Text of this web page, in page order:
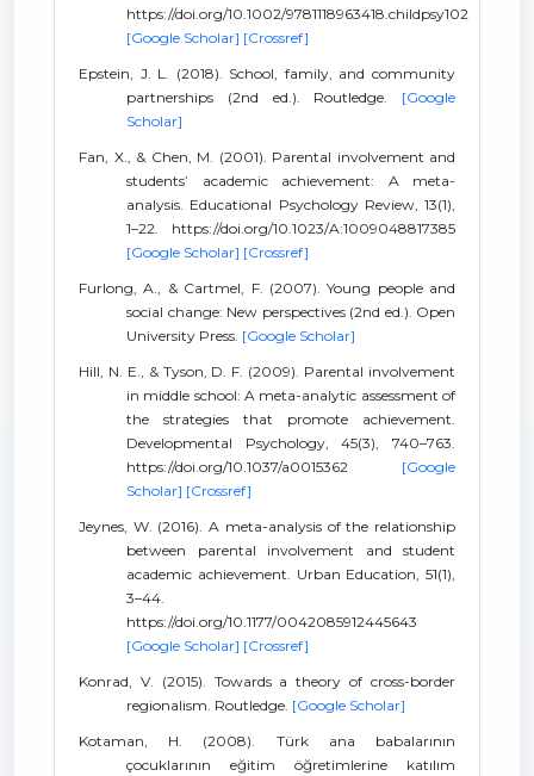
https://doi.org/10.1002/9781118963418.childpsy102
[Google Scholar] [Crossref]
Epstein, J. L. (2018). School, family, and community
partnerships (2nd ed.). Routledge. [Google
Scholar]
Fan, X., & Chen, M. (2001). Parental involvement and
students’ academic achievement: A meta-
analysis. Educational Psychology Review, 13(1),
1–22. https://doi.org/10.1023/A:1009048817385
[Google Scholar] [Crossref]
Furlong, A., & Cartmel, F. (2007). Young people and
social change: New perspectives (2nd ed.). Open
University Press. [Google Scholar]
Hill, N. E., & Tyson, D. F. (2009). Parental involvement
in middle school: A meta-analytic assessment of
the strategies that promote achievement.
Developmental Psychology, 45(3), 740–763.
https://doi.org/10.1037/a0015362 [Google
Scholar] [Crossref]
Jeynes, W. (2016). A meta-analysis of the relationship
between parental involvement and student
academic achievement. Urban Education, 51(1),
3–44.
https://doi.org/10.1177/0042085912445643
[Google Scholar] [Crossref]
Konrad, V. (2015). Towards a theory of cross-border
regionalism. Routledge. [Google Scholar]
Kotaman, H. (2008). Türk ana babalarının
çocuklarının eğitim öğretimlerine katılım